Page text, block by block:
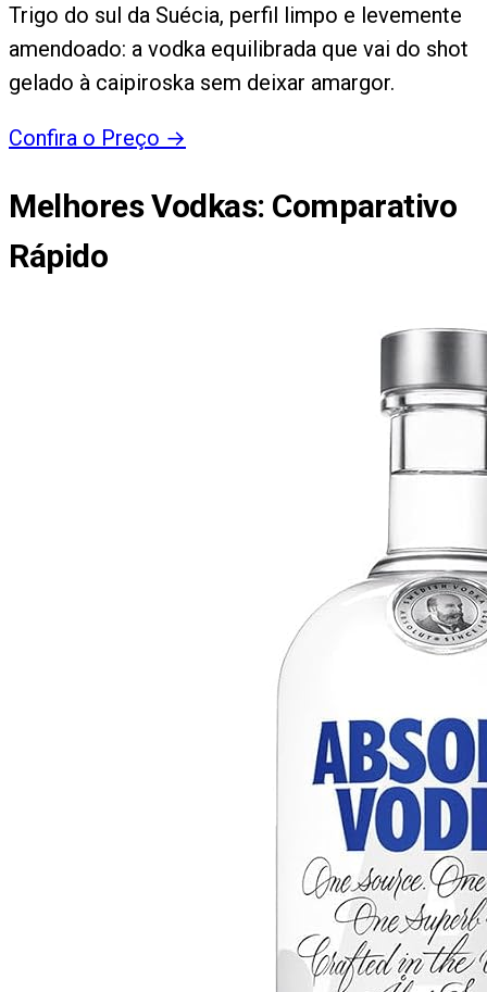
Trigo do sul da Suécia, perfil limpo e levemente
amendoado: a vodka equilibrada que vai do shot
gelado à caipiroska sem deixar amargor.
Confira o Preço →
Melhores Vodkas: Comparativo
Rápido